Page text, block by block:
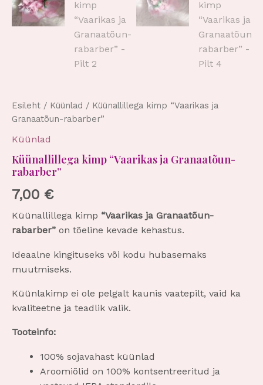
Esileht / Küünlad / Küünallillega kimp “Vaarikas ja
Granaatõun-rabarber”
Küünlad
Küünallillega kimp “Vaarikas ja Granaatõun-
rabarber”
7,00 €
Küünallillega kimp “Vaarikas ja Granaatõun-
rabarber” on tõeline kevade kehastus.
Ideaalne kingituseks või kodu hubasemaks
muutmiseks.
Küünlakimp ei ole pelgalt kaunis vaatepilt, vaid ka
kvaliteetne ja teadlik valik.
Tooteinfo:
100% sojavahast küünlad
Aroomiõlid on 100% kontsentreeritud ja